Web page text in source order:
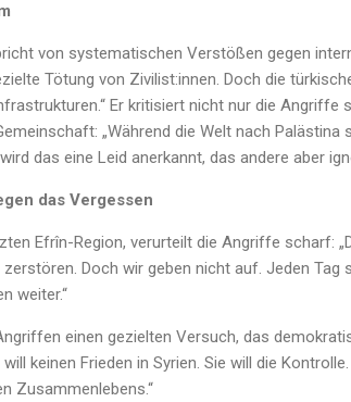
von systematischen Verstößen gegen
Tötung von Zivilist:innen. Doch die
Er kritisiert nicht nur die Angriffe
„Während die Welt nach Palästina
das eine Leid anerkannt, das andere aber
das Vergessen
Efrîn-Region, verurteilt die Angriffe scharf:
Doch wir geben nicht auf. Jeden Tag
weiter.“
einen gezielten Versuch, das
keinen Frieden in Syrien. Sie will die
Zusammenlebens.“